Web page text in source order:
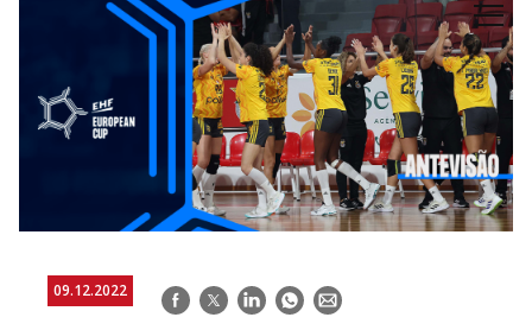
09.12.2022 Facebook
TwitterLinkedInWhatsApp
E-